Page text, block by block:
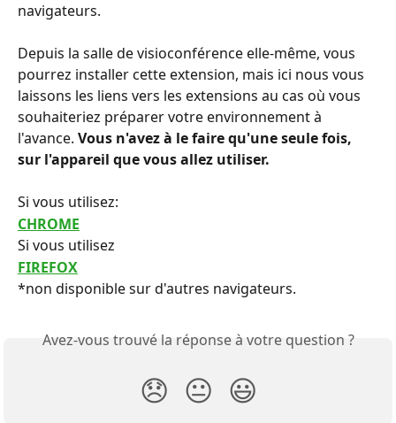
navigateurs.
Depuis la salle de visioconférence elle-même, vous
pourrez installer cette extension, mais ici nous vous
laissons les liens vers les extensions au cas où vous
souhaiteriez préparer votre environnement à
l'avance. Vous n'avez à le faire qu'une seule fois,
sur l'appareil que vous allez utiliser.
Si vous utilisez:
CHROME
Si vous utilisez
FIREFOX
*non disponible sur d'autres navigateurs.
Avez-vous trouvé la réponse à votre question ?
😞 😐 😃